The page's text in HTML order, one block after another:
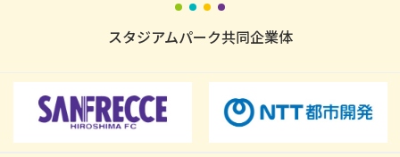
スタジアムパーク共同企業体